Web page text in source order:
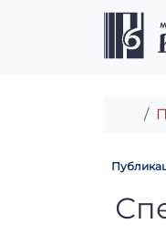
Перейти к
Перейти к футеру